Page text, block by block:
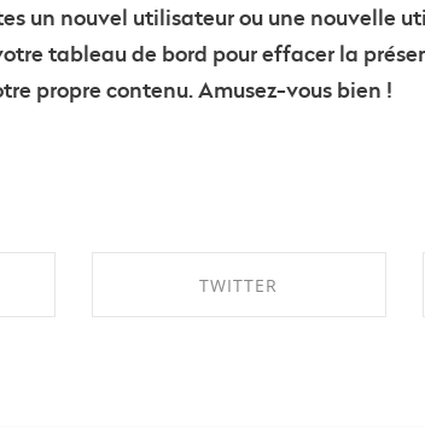
un nouvel utilisateur ou une nouvelle
tableau de bord pour effacer la
propre contenu. Amusez-vous bien !
TWITTER